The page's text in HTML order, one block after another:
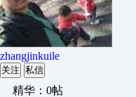
zhangjinkuile
关注 私信
精华：0帖